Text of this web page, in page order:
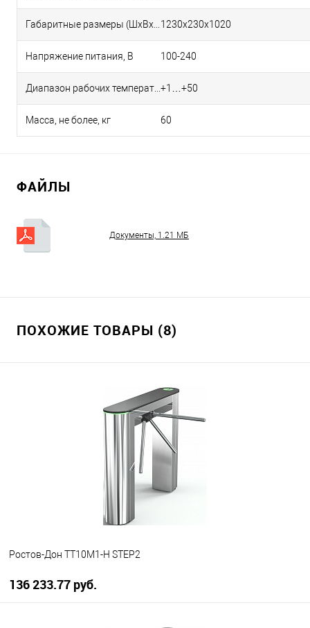
1230х230х1020
Напряжение питания, В 100-240
+1…+50
Масса, не более, кг 60
ФАЙЛЫ
Документы, 1.21 МБ
ПОХОЖИЕ ТОВАРЫ (8)
Ростов-Дон ТТ10М1-Н STEP2
136 233.77 руб.